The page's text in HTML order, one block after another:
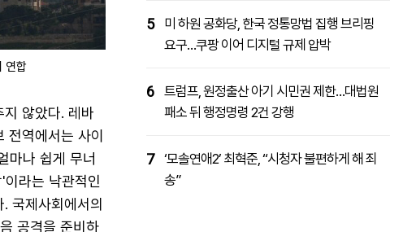
연합
않았다. 레바
역에서는 사이
마나 쉽게 무너
라는 낙관적인
국제사회에서의
공격을 준비하
5
미 하원 공화당, 한국 정통망법 집행 브리핑
요구…쿠팡 이어 디지털 규제 압박
6 트럼프, 원정출산 아기 시민권 제한…대법원
패소 뒤 행정명령 2건 강행
7 ‘모솔연애2’ 최혁준, “시청자 불편하게 해 죄
송”